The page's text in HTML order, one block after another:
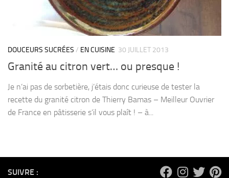
DOUCEURS SUCRÉES / EN CUISINE 30 JUILLET 2013
Granité au citron vert… ou presque !
Je n’ai pas de sorbetière, j’étais donc curieuse de tester la
recette du granité citron de Thierry Bamas – Meilleur Ouvrier
de France en pâtisserie s’il vous plaît ! – à...
SUIVRE :